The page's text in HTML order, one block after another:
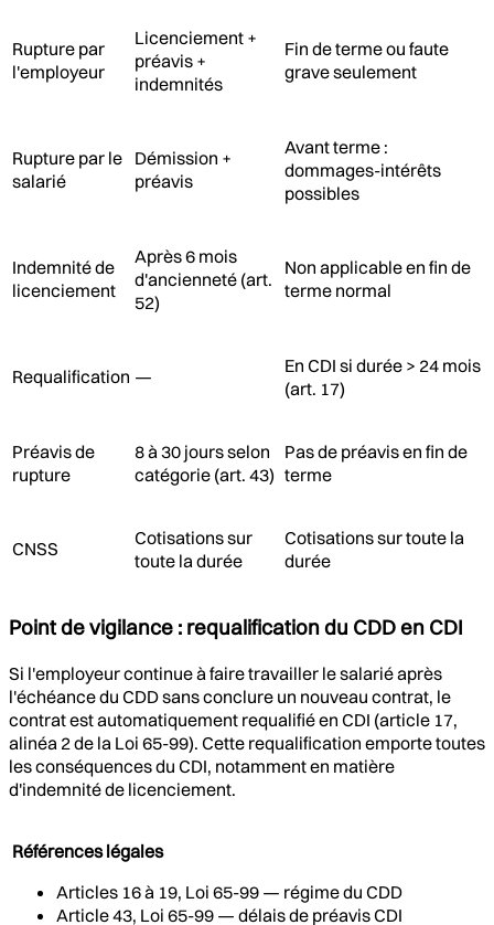
Rupture par
l'employeur
Licenciement +
préavis +
indemnités
Fin de terme ou faute
grave seulement
Rupture par le
salarié
Démission +
préavis
Avant terme :
dommages-intérêts
possibles
Indemnité de
licenciement
Après 6 mois
d'ancienneté (art.
52)
Non applicable en fin de
terme normal
Requalification —
En CDI si durée > 24 mois
(art. 17)
Préavis de
rupture
8 à 30 jours selon
catégorie (art. 43)
Pas de préavis en fin de
terme
CNSS
Cotisations sur
toute la durée
Cotisations sur toute la
durée
Point de vigilance : requalification du CDD en CDI
Si l'employeur continue à faire travailler le salarié après
l'échéance du CDD sans conclure un nouveau contrat, le
contrat est automatiquement requalifié en CDI (article 17,
alinéa 2 de la Loi 65-99). Cette requalification emporte toutes
les conséquences du CDI, notamment en matière
d'indemnité de licenciement.
Références légales
Articles 16 à 19, Loi 65-99 — régime du CDD
Article 43, Loi 65-99 — délais de préavis CDI